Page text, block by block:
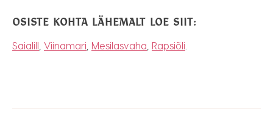
OSISTE KOHTA LÄHEMALT LOE SIIT:
Saialill Viinamari Mesilasvaha Rapsiõli